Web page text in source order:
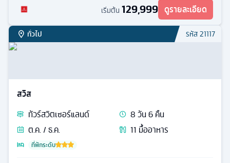
เริ่มต้น 129,999 ดูรายละเอียด
ทั่วไป รหัส21117
สวิส
ทัวร์สวิตเซอร์แลนด์ 8วัน6คืน
ต.ค. / ธ.ค.
11 มื้ออาหาร
ที่พักระดับ